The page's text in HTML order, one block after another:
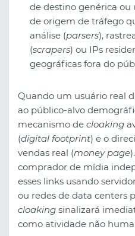
de destino genérica
de origem de tráfego
análise (parsers),
(scrapers) ou IPs
geográficas fora do
Quando um usuário real
ao público-alvo
mecanismo de cloaking
(digital footprint) e o
vendas real (money page
comprador de mídia
esses links usando
ou redes de data centers
cloaking sinalizará
como atividade não